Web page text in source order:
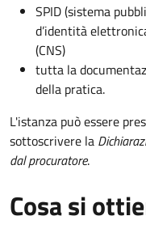
SPID (sistema
d’identità
(CNS)
tutta la
della pratica.
L'istanza può essere
sottoscrivere la
dal procuratore.
Cosa si